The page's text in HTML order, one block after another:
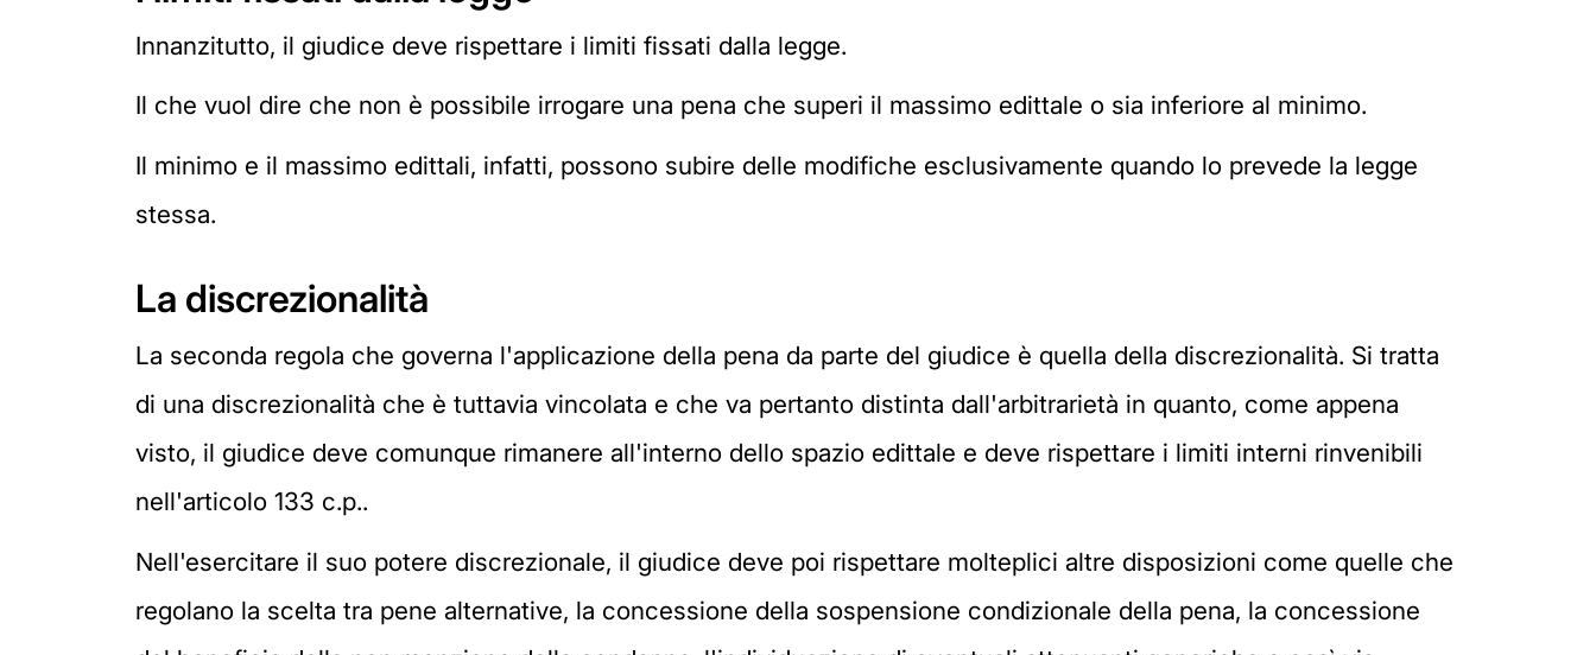
Innanzitutto, il giudice deve rispettare i limiti fissati dalla legge.
Il che vuol dire che non è possibile irrogare una pena che superi il massimo edittale o sia inferiore al minimo.
Il minimo e il massimo edittali, infatti, possono subire delle modifiche esclusivamente quando lo prevede la legge
stessa.
La discrezionalità
La seconda regola che governa l'applicazione della pena da parte del giudice è quella della discrezionalità. Si tratta
di una discrezionalità che è tuttavia vincolata e che va pertanto distinta dall'arbitrarietà in quanto, come appena
visto, il giudice deve comunque rimanere all'interno dello spazio edittale e deve rispettare i limiti interni rinvenibili
nell'articolo 133 c.p..
Nell'esercitare il suo potere discrezionale, il giudice deve poi rispettare molteplici altre disposizioni come quelle che
regolano la scelta tra pene alternative, la concessione della sospensione condizionale della pena, la concessione